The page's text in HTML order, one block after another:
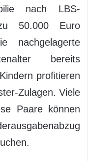
nach LBS-
50.000 Euro
nachgelagerte
bereits
profitieren
Zulagen. Viele
Paare können